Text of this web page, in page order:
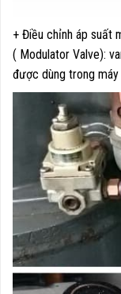
+ Điều chỉnh áp suất
( Modulator Valve):
được dùng trong